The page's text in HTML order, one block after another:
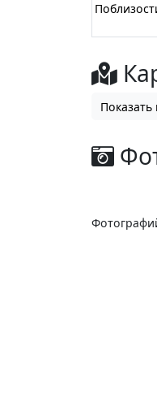
Показать